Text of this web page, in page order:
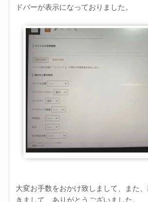
ドバーが表示になっておりました。
大変お手数をおかけ致しまして、また
きまして、ありがとうございました。